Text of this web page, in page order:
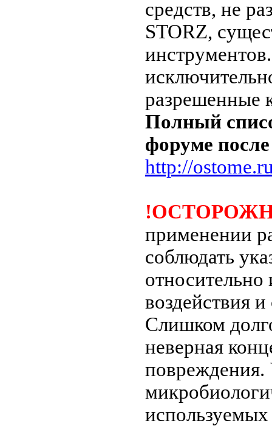
средств, не
STORZ,
разрешенные
Полный
форуме
http://
применении
соблюдать
воздействия
Слишком
неверная
повреждения.